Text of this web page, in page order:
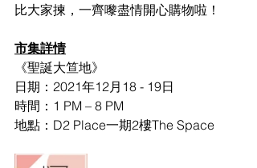
比大家揀，一齊嚟盡情開心購物啦！
市集詳情
《聖誕大笪地》
日期：2021年12月18 - 19日
時間：1 PM – 8 PM
地點：D2 Place一期2樓The Space